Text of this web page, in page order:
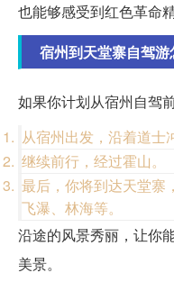
也能够感受到红色革命
宿州到天堂寨自驾
如果你计划从宿州自驾
从宿州出发，沿着道士
继续前行，经过霍山。
最后，你将到达天堂寨
飞瀑、林海等。
沿途的风景秀丽，让你
美景。